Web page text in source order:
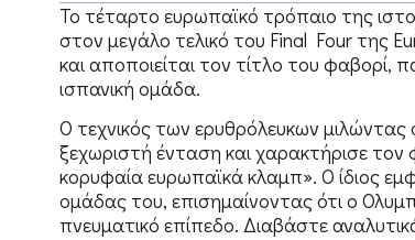
Το τέταρτο ευρωπαϊκό τρόπαιο της
στον μεγάλο τελικό του Final Four της
και αποποιείται τον τίτλο του φαβορί,
ισπανική ομάδα.
Ο τεχνικός των ερυθρόλευκων μιλώντας
ξεχωριστή ένταση και χαρακτήρισε
κορυφαία ευρωπαϊκά κλαμπ». Ο ίδιος
ομάδας του, επισημαίνοντας ότι ο
πνευματικό επίπεδο. Διαβάστε